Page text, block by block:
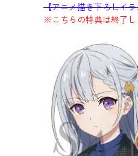
【アニメ描き下ろしイ
※こちらの特典は終了し